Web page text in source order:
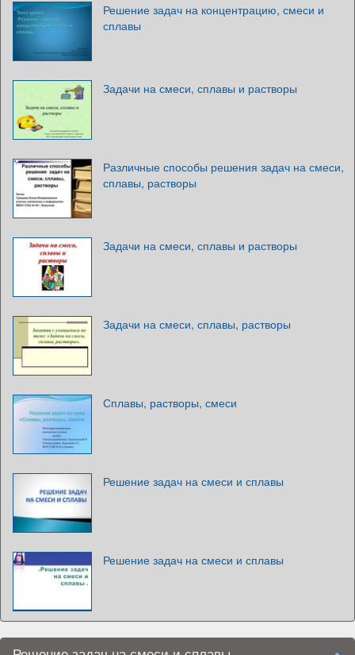
Решение задач на концентрацию, смеси и
сплавы
Задачи на смеси, сплавы и растворы
Различные способы решения задач на смеси,
сплавы, растворы
Задачи на смеси, сплавы и растворы
Задачи на смеси, сплавы, растворы
Сплавы, растворы, смеси
Решение задач на смеси и сплавы
Решение задач на смеси и сплавы